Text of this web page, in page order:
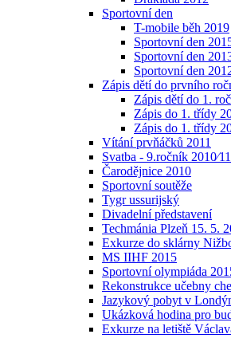
Sportovní den
T-mobile běh 2019
Sportovní den
Sportovní den
Sportovní den
Zápis dětí do prvního
Zápis dětí do 1.
Zápis do 1. třídy
Zápis do 1. třídy
Vítání prvňáčků 2011
Svatba - 9.ročník 2010⁄11
Čarodějnice 2010
Sportovní soutěže
Tygr ussurijský
Divadelní představení
Techmánia Plzeň 15. 5.
Exkurze do sklárny
MS IIHF 2015
Sportovní olympiáda
Rekonstrukce učebny
Jazykový pobyt v
Ukázková hodina pro
Exkurze na letiště